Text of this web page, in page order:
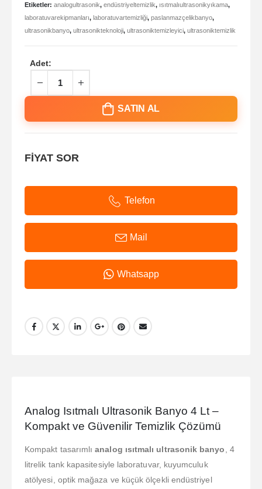
Etiketler: analogultrasonik, endüstriyeltemizlik, ısıtmalıultrasonikyıkama,
laboratuvarekipmanları, laboratuvartemizliği, paslanmazçelikbanyo,
ultrasonikbanyo, ultrasonikteknoloji, ultrasoniktemizleyici, ultrasoniktemizlik
Adet:
SATIN AL
FİYAT SOR
Telefon
Mail
Whatsapp
Analog Isıtmalı Ultrasonik Banyo 4 Lt –
Kompakt ve Güvenilir Temizlik Çözümü
Kompakt tasarımlıanalog ısıtmalı ultrasonik banyo , 4
litrelik tank kapasitesiyle laboratuvar, kuyumculuk
atölyesi, optik mağaza ve küçük ölçekli endüstriyel